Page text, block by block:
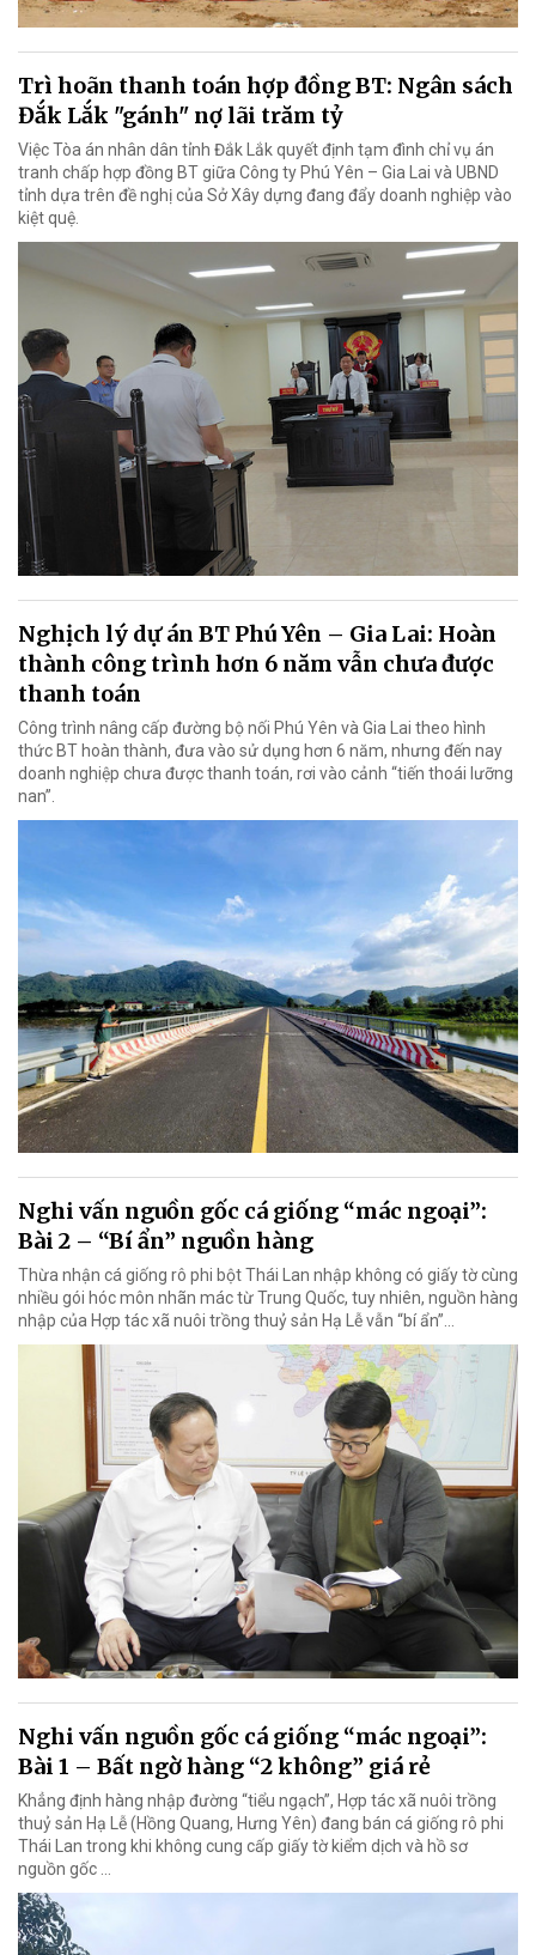
Trì hoãn thanh toán hợp đồng BT: Ngân sách
Đắk Lắk "gánh" nợ lãi trăm tỷ
Việc Tòa án nhân dân tỉnh Đắk Lắk quyết định tạm đình chỉ vụ án
tranh chấp hợp đồng BT giữa Công ty Phú Yên – Gia Lai và UBND
tỉnh dựa trên đề nghị của Sở Xây dựng đang đẩy doanh nghiệp vào
kiệt quệ.
Nghịch lý dự án BT Phú Yên – Gia Lai: Hoàn
thành công trình hơn 6 năm vẫn chưa được
thanh toán
Công trình nâng cấp đường bộ nối Phú Yên và Gia Lai theo hình
thức BT hoàn thành, đưa vào sử dụng hơn 6 năm, nhưng đến nay
doanh nghiệp chưa được thanh toán, rơi vào cảnh “tiến thoái lưỡng
nan”.
Nghi vấn nguồn gốc cá giống “mác ngoại”:
Bài 2 – “Bí ẩn” nguồn hàng
Thừa nhận cá giống rô phi bột Thái Lan nhập không có giấy tờ cùng
nhiều gói hóc môn nhãn mác từ Trung Quốc, tuy nhiên, nguồn hàng
nhập của Hợp tác xã nuôi trồng thuỷ sản Hạ Lễ vẫn “bí ẩn”…
Nghi vấn nguồn gốc cá giống “mác ngoại”:
Bài 1 – Bất ngờ hàng “2 không” giá rẻ
Khẳng định hàng nhập đường “tiểu ngạch”, Hợp tác xã nuôi trồng
thuỷ sản Hạ Lễ (Hồng Quang, Hưng Yên) đang bán cá giống rô phi
Thái Lan trong khi không cung cấp giấy tờ kiểm dịch và hồ sơ
nguồn gốc …